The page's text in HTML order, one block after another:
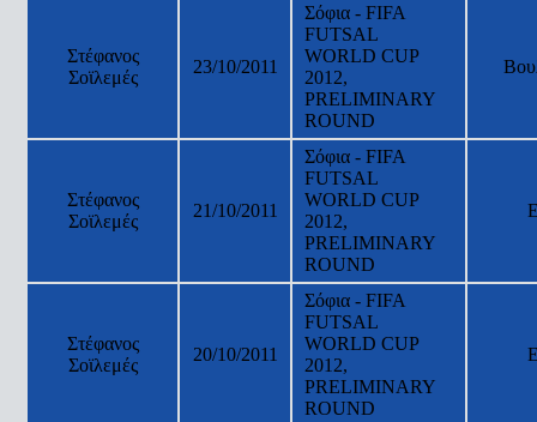
Στέφανος
Σοϊλεμές
23/10/2011
Σόφια - FIFA
FUTSAL
WORLD CUP
2012,
PRELIMINARY
ROUND
Στέφανος
Σοϊλεμές
21/10/2011
Σόφια - FIFA
FUTSAL
WORLD CUP
2012,
PRELIMINARY
ROUND
Στέφανος
Σοϊλεμές
20/10/2011
Σόφια - FIFA
FUTSAL
WORLD CUP
2012,
PRELIMINARY
ROUND